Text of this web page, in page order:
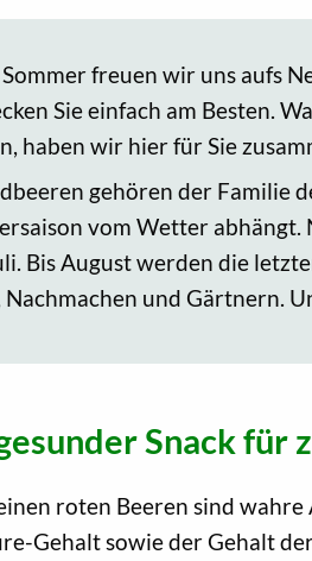
freuen wir uns aufs
Sie einfach am Besten.
haben wir hier für Sie
gehören der Familie
vom Wetter
Bis August werden die
Nachmachen und Gärtnern.
Snack für
roten Beeren sind
Gehalt sowie der Gehalt